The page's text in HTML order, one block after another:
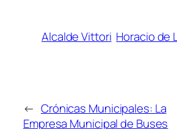
Alcalde Vittori Horacio de
← Crónicas Municipales: La
Empresa Municipal de Buses